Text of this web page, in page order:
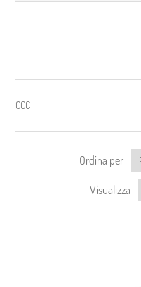
CCC
Ordina per
Visualizza